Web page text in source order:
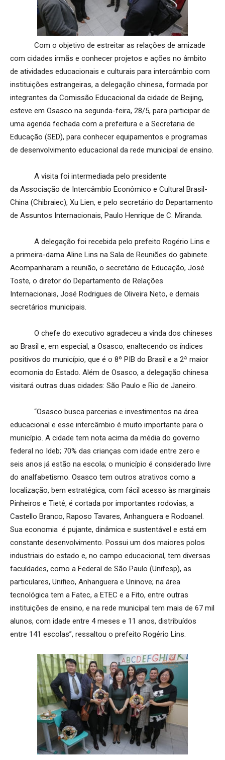
Com o objetivo de estreitar as relações de amizade
com cidades irmãs e conhecer projetos e ações no âmbito
de atividades educacionais e culturais para intercâmbio com
instituições estrangeiras, a delegação chinesa, formada por
integrantes da Comissão Educacional da cidade de Beijing,
esteve em Osasco na segunda-feira, 28/5, para participar de
uma agenda fechada com a prefeitura e a Secretaria de
Educação (SED), para conhecer equipamentos e programas
de desenvolvimento educacional da rede municipal de ensino.
A visita foi intermediada pelo presidente
da Associação de Intercâmbio Econômico e Cultural Brasil-
China (Chibraiec), Xu Lien, e pelo secretário do Departamento
de Assuntos Internacionais, Paulo Henrique de C. Miranda.
A delegação foi recebida pelo prefeito Rogério Lins e
a primeira-dama Aline Lins na Sala de Reuniões do gabinete.
Acompanharam a reunião, o secretário de Educação, José
Toste, o diretor do Departamento de Relações
Internacionais, José Rodrigues de Oliveira Neto, e demais
secretários municipais.
O chefe do executivo agradeceu a vinda dos chineses
ao Brasil e, em especial, a Osasco, enaltecendo os índices
positivos do município, que é o 8º PIB do Brasil e a 2ª maior
ecomonia do Estado. Além de Osasco, a delegação chinesa
visitará outras duas cidades: São Paulo e Rio de Janeiro.
“Osasco busca parcerias e investimentos na área
educacional e esse intercâmbio é muito importante para o
município. A cidade tem nota acima da média do governo
federal no Ideb; 70% das crianças com idade entre zero e
seis anos já estão na escola; o município é considerado livre
do analfabetismo. Osasco tem outros atrativos como a
localização, bem estratégica, com fácil acesso às marginais
Pinheiros e Tietê, é cortada por importantes rodovias, a
Castello Branco, Raposo Tavares, Anhanguera e Rodoanel.
Sua economia é pujante, dinâmica e sustentável e está em
constante desenvolvimento. Possui um dos maiores polos
industriais do estado e, no campo educacional, tem diversas
faculdades, como a Federal de São Paulo (Unifesp), as
particulares, Unifieo, Anhanguera e Uninove; na área
tecnológica tem a Fatec, a ETEC e a Fito, entre outras
instituições de ensino, e na rede municipal tem mais de 67 mil
alunos, com idade entre 4 meses e 11 anos, distribuídos
entre 141 escolas”, ressaltou o prefeito Rogério Lins.